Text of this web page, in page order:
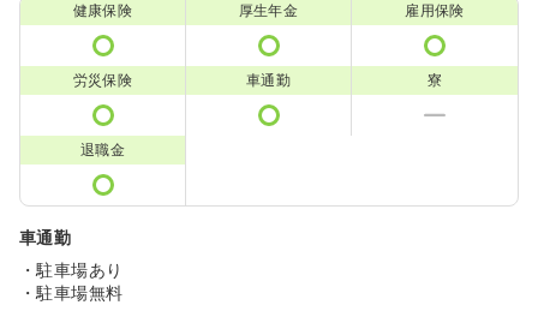
健康保険 厚生年金 雇用保険
労災保険 車通勤 寮
退職金
車通勤
・駐車場あり
・駐車場無料